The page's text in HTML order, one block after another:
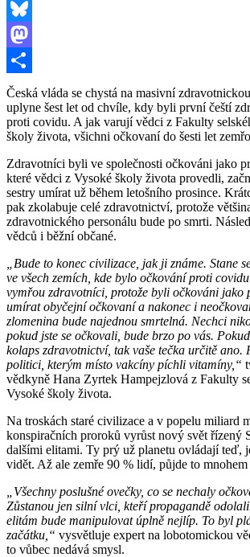
Reddit
Bluesky
Mastodon
Share
Česká vláda se chystá na masivní
uplyne šest let od chvíle, kdy byli první čeští
proti covidu. A jak varují vědci z Fakulty
školy života, všichni očkovaní do šesti let
Zdravotníci byli ve společnosti očkováni jako
které vědci z Vysoké školy života provedli,
sestry umírat už během letošního prosince.
pak zkolabuje celé zdravotnictví, protože
zdravotnického personálu bude po smrti.
vědců i běžní občané.
„Bude to konec civilizace, jak ji známe. Stane
ve všech zemích, kde bylo očkování proti
vymřou zdravotníci, protože byli očkováni jako
umírat obyčejní očkovaní a nakonec i
zlomenina bude najednou smrtelná. Nechci
pokud jste se očkovali, bude brzo po vás.
kolaps zdravotnictví, tak vaše tečka určitě ano.
politici, kterým místo vakcíny píchli vitamíny,“
vědkyně Hana Zyrtek Hampejzlová z Fakulty
Vysoké školy života.
Na troskách staré civilizace a v popelu miliard
konspiračních proroků vyrůst nový svět řízený
dalšími elitami. Ty prý už planetu ovládají teď,
vidět. Až ale zemře 90 % lidí, půjde to mnohem
„Všechny poslušné ovečky, co se nechaly
Zůstanou jen silní vlci, kteří propagandě
elitám bude manipulovat úplně nejlíp. To byl
začátku,“ vysvětluje expert na lobotomickou
to vůbec nedává smysl.